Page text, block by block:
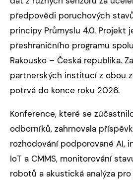
předpovědi poruchových
principy Průmyslu 4.0. Projekt
přeshraničního programu
Rakousko – Česká republika.
partnerských institucí z obou
potrvá do konce roku 2026.
Konference, které se
odborníků, zahrnovala
rozhodování podporované AI,
IoT a CMMS, monitorování
robotů a akustická analýza